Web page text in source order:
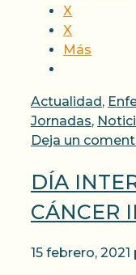
X
X
Más
Categorías
Actualidad,
Jornadas,
Deja un
DÍA
CÁNCER
15 febrero, 2021